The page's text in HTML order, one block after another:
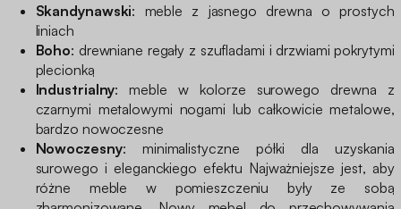
Skandynawski: meble z jasnego drewna o prostych
liniach
Boho: drewniane regały z szufladami i drzwiami pokrytymi
plecionką
Industrialny: meble w kolorze surowego drewna z
czarnymi metalowymi nogami lub całkowicie metalowe,
bardzo nowoczesne
Nowoczesny: minimalistyczne półki dla uzyskania
surowego i eleganckiego efektu Najważniejsze jest, aby
różne meble w pomieszczeniu były ze sobą